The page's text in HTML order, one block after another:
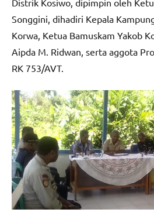
Distrik Kosiwo, dipimpin oleh
Songgini, dihadiri Kepala
Korwa, Ketua Bamuskam Yakob
Aipda M. Ridwan, serta aggota
RK 753/AVT.